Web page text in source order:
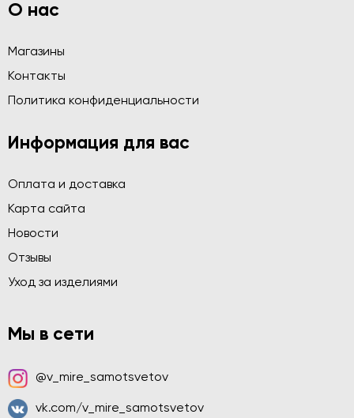
О нас
Магазины
Контакты
Политика конфиденциальности
Информация для вас
Оплата и доставка
Карта сайта
Новости
Отзывы
Уход за изделиями
Мы в сети
@v_mire_samotsvetov
vk.com/v_mire_samotsvetov